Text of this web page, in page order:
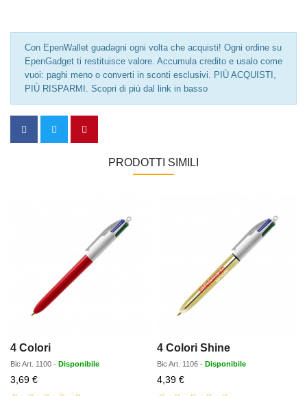
Con EpenWallet guadagni ogni volta che acquisti! Ogni ordine su
EpenGadget ti restituisce valore. Accumula credito e usalo come
vuoi: paghi meno o converti in sconti esclusivi. PIÙ ACQUISTI,
PIÙ RISPARMI. Scopri di più dal link in basso
PRODOTTI SIMILI
4 Colori
Bic Art. 1100 - Disponibile
3,69 €Prezzo
scontato
4 Colori Shine
Bic Art. 1106 - Disponibile
4,39 €Prezzo
scontato